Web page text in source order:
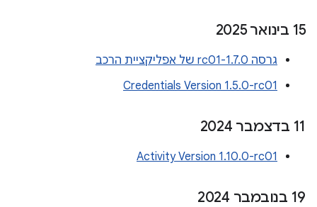
‫15 בינואר 2025
גרסה 1.7.0-rc01 של אפליקציית הרכב
Credentials Version 1.5.0-rc01
‫11 בדצמבר 2024
Activity Version 1.10.0-rc01
‫19 בנובמבר 2024